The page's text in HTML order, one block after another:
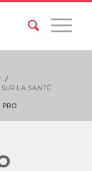
/
LA SANTÉ
PRO